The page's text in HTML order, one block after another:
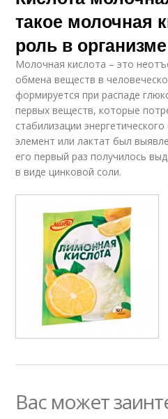
такое молочная
роль в организме
Молочная кислота – это
обмена веществ в
формируется при распаде
первых веществ, которые
стабилизации
элемент или лактат был
его первый раз получилось
в виде цинковой соли.
Вас может